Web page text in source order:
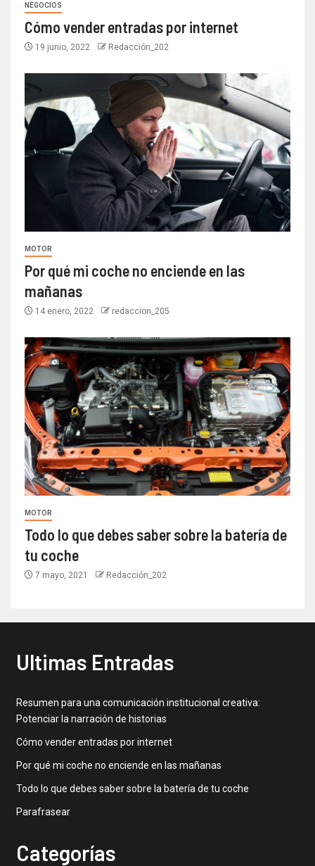
NEGOCIOS
Cómo vender entradas por internet
19 junio, 2022 Redacción_202
MOTOR
Por qué mi coche no enciende en las
mañanas
14 enero, 2022 redaccion_205
MOTOR
Todo lo que debes saber sobre la batería de
tu coche
7 mayo, 2021 Redacción_202
Ultimas Entradas
Resumen para una comunicación institucional creativa:
Potenciar la narración de historias
Cómo vender entradas por internet
Por qué mi coche no enciende en las mañanas
Todo lo que debes saber sobre la batería de tu coche
Parafrasear
Categorías